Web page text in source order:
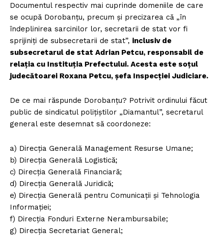
Documentul respectiv mai cuprinde domeniile de care
se ocupă Dorobanțu, precum și precizarea că „în
îndeplinirea sarcinilor lor, secretarii de stat vor fi
sprijiniți de subsecretarii de stat”, inclusiv de
subsecretarul de stat Adrian Petcu, responsabil de
relația cu Instituția Prefectului. Acesta este soțul
judecătoarei Roxana Petcu, șefa Inspecției Judiciare.
De ce mai răspunde Dorobanțu? Potrivit ordinului făcut
public de sindicatul polițiștilor „Diamantul”, secretarul
general este desemnat să coordoneze:
a) Direcția Generală Management Resurse Umane;
b) Direcția Generală Logistică;
c) Direcția Generală Financiară;
d) Direcția Generală Juridică;
e) Direcția Generală pentru Comunicații și Tehnologia
Informației;
f) Direcția Fonduri Externe Nerambursabile;
g) Direcția Secretariat General;